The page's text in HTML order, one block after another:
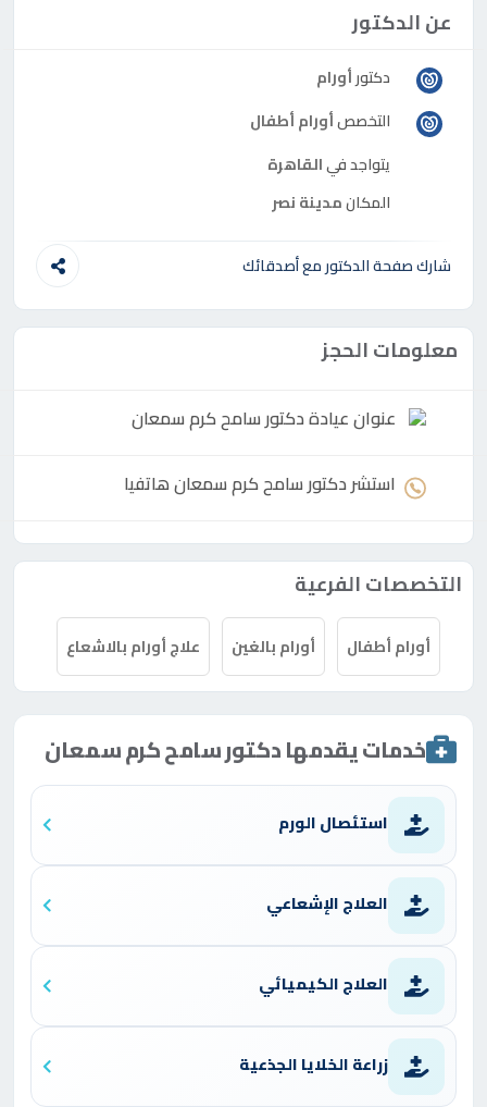
عن الدكتور
دكتورأورام
التخصصأورام أطفال
يتواجد فيالقاهرة
المكانمدينة نصر
شارك صفحة الدكتور مع أصدقائك
معلومات الحجز
عنوان عيادةدكتورسامح كرم سمعان
استشردكتورسامح كرم سمعان هاتفيا
التخصصات الفرعية
أورام أطفال أورام بالغين علاج أورام بالاشعاع
خدمات يقدمها دكتور سامح كرم سمعان
استئصال الورم
العلاج الإشعاعي
العلاج الكيميائي
زراعة الخلايا الجذعية